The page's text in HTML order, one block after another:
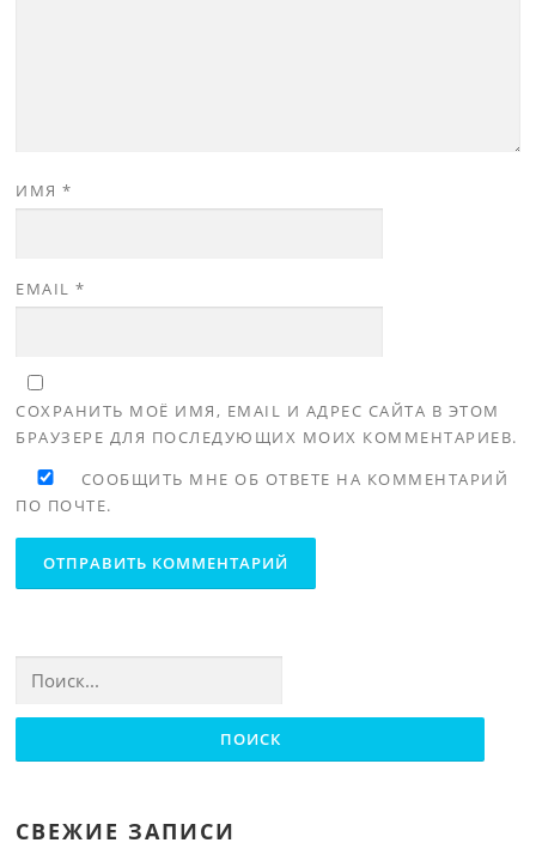
ИМЯ*
EMAIL*
СОХРАНИТЬ МОЁ ИМЯ, EMAIL И АДРЕС САЙТА В ЭТОМ
БРАУЗЕРЕ ДЛЯ ПОСЛЕДУЮЩИХ МОИХ КОММЕНТАРИЕВ.
СООБЩИТЬ МНЕ ОБ ОТВЕТЕ НА КОММЕНТАРИЙ
ПО ПОЧТЕ.
СВЕЖИЕ ЗАПИСИ